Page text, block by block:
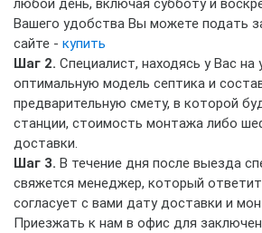
любой день, включая субботу и
Вашего удобства Вы можете подать
сайте - купить
Шаг 2. Специалист, находясь у Вас на
оптимальную модель септика и
предварительную смету, в которой
станции, стоимость монтажа либо
доставки.
Шаг 3. В течение дня после выезда
свяжется менеджер, который
согласует с вами дату доставки и
Приезжать к нам в офис для